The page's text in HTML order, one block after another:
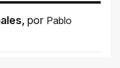
, por Pablo